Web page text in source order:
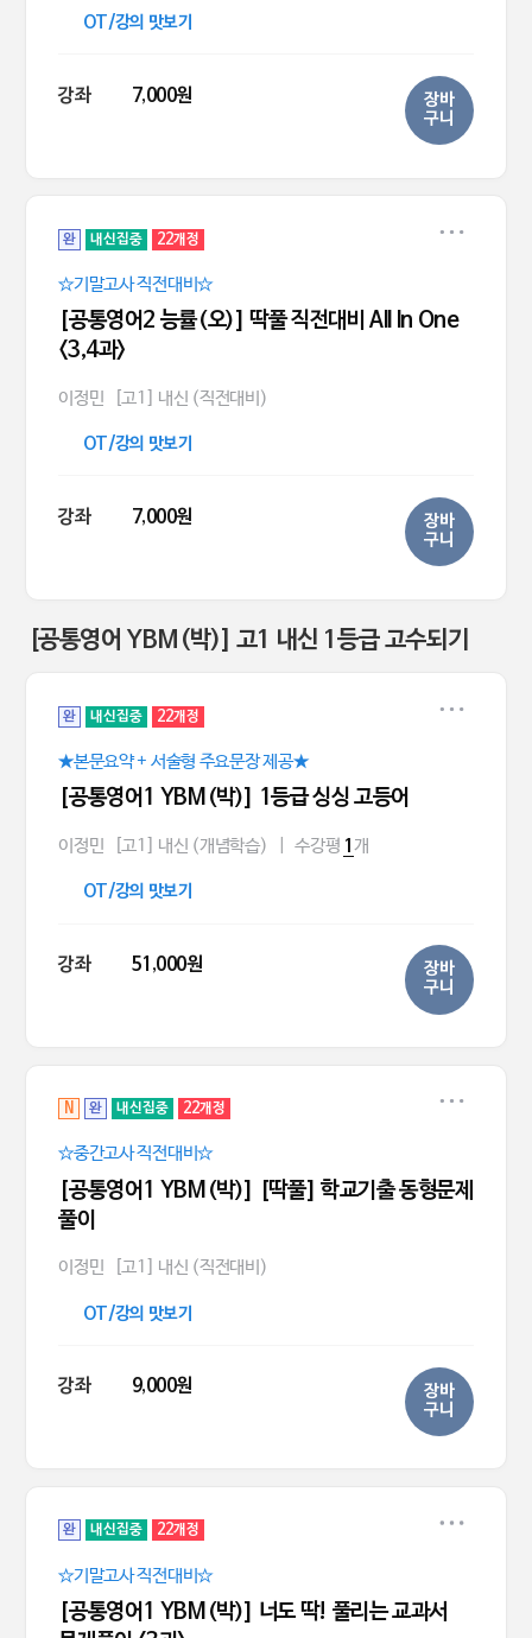
OT/강의 맛보기
강좌 7,000원
장바
구니
완 내신집중 22개정
☆기말고사 직전대비☆
[공통영어2 능률(오)] 딱풀 직전대비 All In One
<3,4과>
이정민 [고1] 내신 (직전대비)
OT/강의 맛보기
강좌 7,000원
장바
구니
[공통영어 YBM(박)] 고1 내신 1등급 고수되기
완 내신집중 22개정
★본문요약 + 서술형 주요문장 제공★
[공통영어1 YBM(박)] 1등급 싱싱 고등어
이정민 [고1] 내신 (개념학습) 수강평 1 개
OT/강의 맛보기
강좌 51,000원
장바
구니
N 완 내신집중 22개정
☆중간고사 직전대비☆
[공통영어1 YBM(박)] [딱풀] 학교기출 동형문제
풀이
이정민 [고1] 내신 (직전대비)
OT/강의 맛보기
강좌 9,000원
장바
구니
완 내신집중 22개정
☆기말고사 직전대비☆
[공통영어1 YBM(박)] 너도 딱! 풀리는 교과서